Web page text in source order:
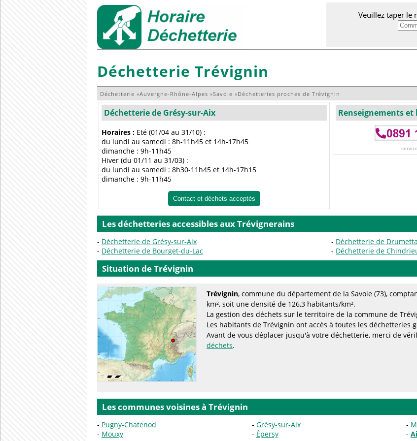
Veuillez taper le
Déchetterie Trévignin
Déchetterie »Auvergne-Rhône-Alpes »Savoie »Déchetteries proches de Trévignin
Déchetterie de Grésy-sur-Aix
Horaires : Eté (01/04 au 31/10) :
du lundi au samedi : 8h-11h45 et 14h-17h45
dimanche : 9h-11h45
Hiver (du 01/11 au 31/03) :
du lundi au samedi : 8h30-11h45 et 14h-17h15
dimanche : 9h-11h45
Contact et déchets acceptés
Renseignements et
Les déchetteries accessibles aux Trévignerains
Déchetterie de Grésy-sur-Aix
Déchetterie de
Déchetterie de Bourget-du-Lac
Déchetterie de
Situation de Trévignin
Trévignin, commune du département de la Savoie (73),
km², soit une densité de 126,3 habitants/km².
La gestion des déchets sur le territoire de la commune de
Les habitants de Trévignin ont accès à toutes les déchetteries
Avant de vous déplacer jusqu'à votre déchetterie, merci de
déchets.
Les communes voisines à Trévignin
Pugny-Chatenod Grésy-sur-Aix
Mouxy
Épersy